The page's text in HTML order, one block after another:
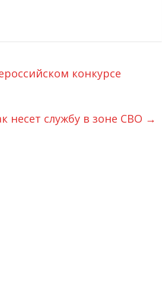
конкурсе
несет службу в зоне СВО →